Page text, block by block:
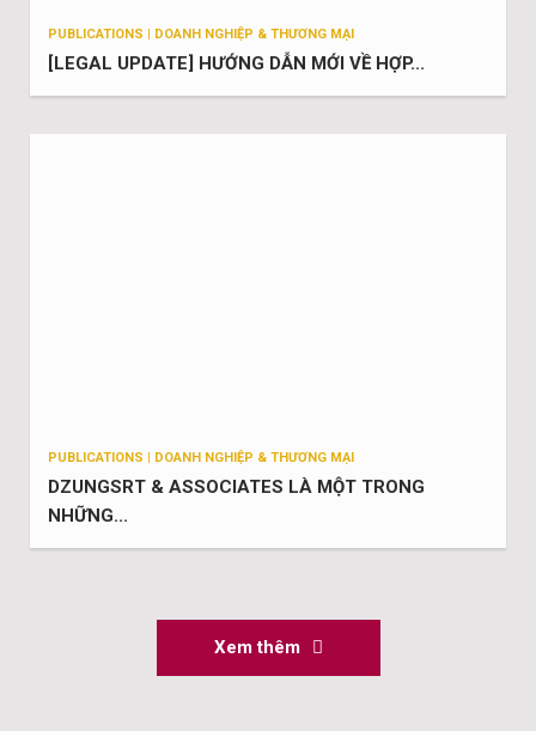
PUBLICATIONS | DOANH NGHIỆP & THƯƠNG MẠI
[LEGAL UPDATE] HƯỚNG DẪN MỚI VỀ HỢP...
PUBLICATIONS | DOANH NGHIỆP & THƯƠNG MẠI
DZUNGSRT & ASSOCIATES LÀ MỘT TRONG
NHỮNG...
Xem thêm